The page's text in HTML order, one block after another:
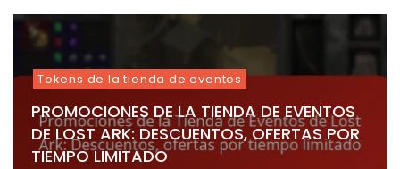
Tokens de la tienda de eventos
PROMOCIONES DE LA TIENDA DE EVENTOS
DE LOST ARK: DESCUENTOS, OFERTAS POR
TIEMPO LIMITADO